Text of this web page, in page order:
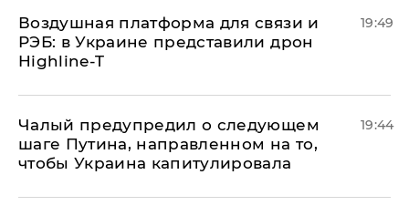
Воздушная платформа для связи и
РЭБ: в Украине представили дрон
Highline-T
19:49
Чалый предупредил о следующем
шаге Путина, направленном на то,
чтобы Украина капитулировала
19:44